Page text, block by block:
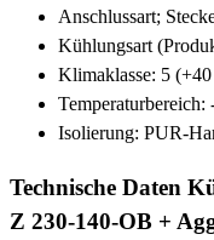
Anschlussart;
Kühlungsart
Klimaklasse: 5
Isolierung: PUR-
Technische Daten
Z 230-140-OB +